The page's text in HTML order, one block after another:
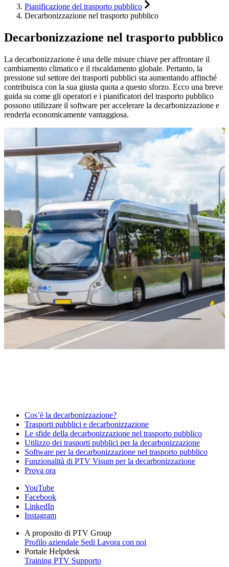
Pianificazione del trasporto pubblico
Decarbonizzazione nel trasporto pubblico
Decarbonizzazione nel trasporto pubblico
La decarbonizzazione è una delle misure chiave per affrontare il
cambiamento climatico e il riscaldamento globale. Pertanto, la
pressione sul settore dei trasporti pubblici sta aumentando affinché
contribuisca con la sua giusta quota a questo sforzo. Ecco una breve
guida su come gli operatori e i pianificatori del trasporto pubblico
possono utilizzare il software per accelerare la decarbonizzazione e
renderla economicamente vantaggiosa.
Cos’è la decarbonizzazione?
Trasporti pubblici e decarbonizzazione
Le sfide della decarbonizzazione nel trasporto pubblico
Utilizzo dei trasporti pubblici per la decarbonizzazione
Software per la decarbonizzazione nel trasporto pubblico
Funzionalità di PTV Visum per la decarbonizzazione
Prova ora
YouTube
Facebook
LinkedIn
Instagram
A proposito di PTV Group
Profilo aziendale Sedi Lavora con noi
Portale Helpdesk
Training PTV Supporto